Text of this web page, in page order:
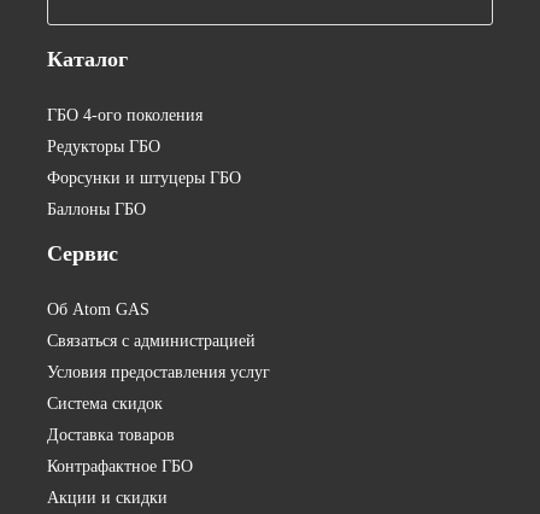
Каталог
ГБО 4-ого поколения
Редукторы ГБО
Форсунки и штуцеры ГБО
Баллоны ГБО
Сервис
Об Atom GAS
Связаться с администрацией
Условия предоставления услуг
Система скидок
Доставка товаров
Контрафактное ГБО
Акции и скидки